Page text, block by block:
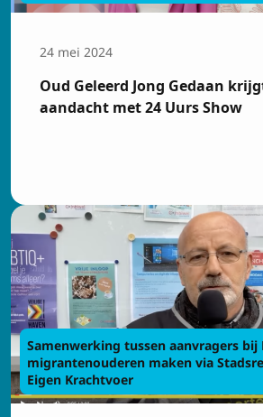
24 mei 2024
Oud Geleerd Jong Gedaan
aandacht met 24 Uurs Show
Samenwerking tussen aanvragers bij
migrantenouderen maken via
Eigen Krachtvoer